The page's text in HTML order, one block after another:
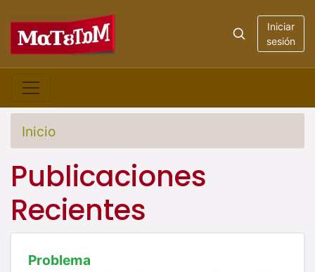
Iniciar
sesión
Inicio
Publicaciones
Recientes
Problema